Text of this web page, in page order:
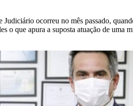
ocorreu no mês passado,
o que apura a suposta atuação de